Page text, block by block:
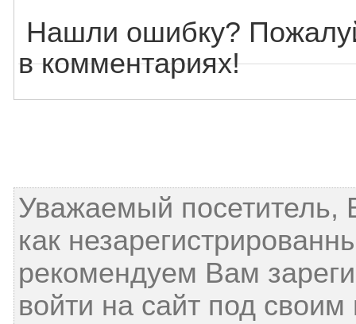
Нашли ошибку?
в комментариях!
Уважаемый посетитель,
как
рекомендуем Вам
войти на сайт под